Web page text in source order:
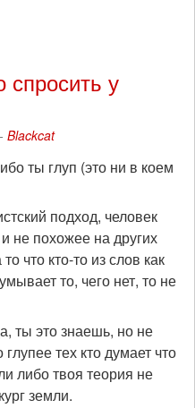
спросить у
Blackcat
ты глуп (это ни в коем
подход, человек
не похожее на других
что кто-то из слов как
то, чего нет, то не
ты это знаешь, но не
тех кто думает что
либо твоя теория не
земли.